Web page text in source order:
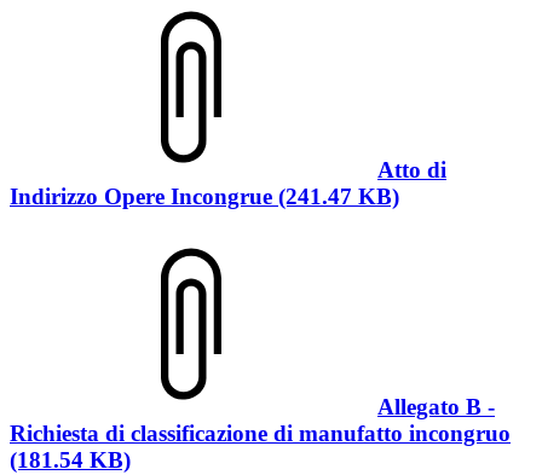
Atto di
Indirizzo Opere Incongrue (241.47 KB)
Allegato B -
Richiesta di classificazione di manufatto incongruo
(181.54 KB)